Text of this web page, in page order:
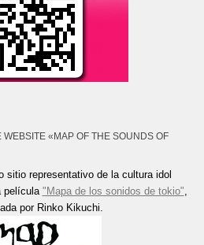
WEBSITE «MAP OF THE SOUNDS OF
sitio representativo de la cultura idol
película "Mapa de los sonidos de tokio"
por Rinko Kikuchi.